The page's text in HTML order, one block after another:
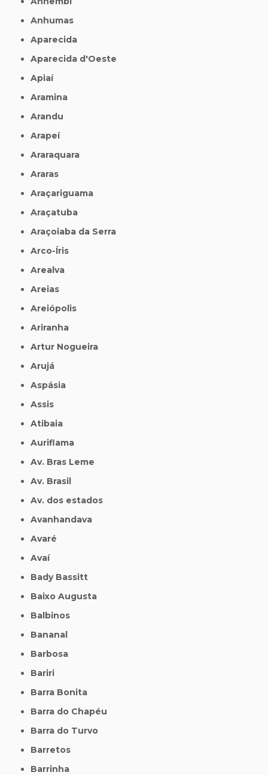
Anhumas
Aparecida
Aparecida d'Oeste
Apiaí
Aramina
Arandu
Arapeí
Araraquara
Araras
Araçariguama
Araçatuba
Araçoiaba da Serra
Arco-Íris
Arealva
Areias
Areiópolis
Ariranha
Artur Nogueira
Arujá
Aspásia
Assis
Atibaia
Auriflama
Av. Bras Leme
Av. Brasil
Av. dos estados
Avanhandava
Avaré
Avaí
Bady Bassitt
Baixo Augusta
Balbinos
Bananal
Barbosa
Bariri
Barra Bonita
Barra do Chapéu
Barra do Turvo
Barretos
Barrinha